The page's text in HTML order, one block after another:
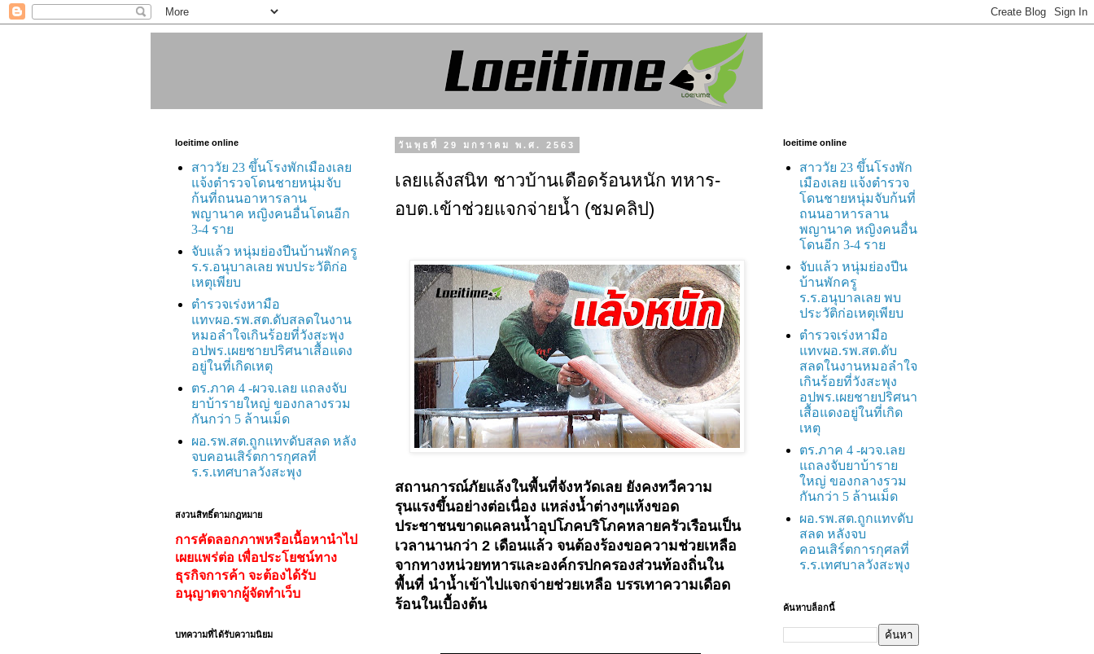
วันพุธที่ 29 มกราคม พ.ศ. 2563
เลยแล้งสนิท ชาวบ้านเดือดร้อนหนัก ทหาร-
อบต.เข้าช่วยแจกจ่ายน้ำ (ชมคลิป)
สถานการณ์ภัยแล้งในพื้นที่จังหวัดเลย ยังคงทวีความ
รุนแรงขึ้นอย่างต่อเนื่อง แหล่งน้ำต่างๆแห้งขอด
ประชาชนขาดแคลนน้ำอุปโภคบริโภคหลายครัวเรือนเป็น
เวลานานกว่า 2 เดือนแล้ว จนต้องร้องขอความช่วยเหลือ
จากทางหน่วยทหารและองค์กรปกครองส่วนท้องถิ่นใน
พื้นที่ นำน้ำเข้าไปแจกจ่ายช่วยเหลือ บรรเทาความเดือด
ร้อนในเบื้องต้น
loeitime online
สาววัย 23 ขึ้นโรงพักเมืองเลย
แจ้งตำรวจโดนชายหนุ่มจับ
ก้นที่ถนนอาหารลาน
พญานาค หญิงคนอื่นโดนอีก
3-4 ราย
จับแล้ว หนุ่มย่องปีนบ้านพักครู
ร.ร.อนุบาลเลย พบประวัติก่อ
เหตุเพียบ
ตำรวจเร่งหามือ
แทvผอ.รพ.สต.ดับสลดในงาน
หมอลำใจเกินร้อยที่วังสะพุง
อปพร.เผยชายปริศนาเสื้อแดง
อยู่ในที่เกิดเหตุ
ตร.ภาค 4 -ผวจ.เลย แถลงจับ
ยาบ้ารายใหญ่ ของกลางรวม
กันกว่า 5 ล้านเม็ด
ผอ.รพ.สต.ถูกแทvดับสลด หลัง
จบคอนเสิร์ตการกุศลที่
ร.ร.เทศบาลวังสะพุง
สงวนสิทธิ์ตามกฎหมาย
การคัดลอกภาพหรือเนื้อหานำไป
เผยแพร่ต่อ เพื่อประโยชน์ทาง
ธุรกิจการค้า จะต้องได้รับ
อนุญาตจากผู้จัดทำเว็บ
บทความที่ได้รับความนิยม
loeitime online
สาววัย 23 ขึ้นโรงพัก
เมืองเลย แจ้งตำรวจ
โดนชายหนุ่มจับก้นที่
ถนนอาหารลาน
พญานาค หญิงคนอื่น
โดนอีก 3-4 ราย
จับแล้ว หนุ่มย่องปีน
บ้านพักครู
ร.ร.อนุบาลเลย พบ
ประวัติก่อเหตุเพียบ
ตำรวจเร่งหามือ
แทvผอ.รพ.สต.ดับ
สลดในงานหมอลำใจ
เกินร้อยที่วังสะพุง
อปพร.เผยชายปริศนา
เสื้อแดงอยู่ในที่เกิด
เหตุ
ตร.ภาค 4 -ผวจ.เลย
แถลงจับยาบ้าราย
ใหญ่ ของกลางรวม
กันกว่า 5 ล้านเม็ด
ผอ.รพ.สต.ถูกแทvดับ
สลด หลังจบ
คอนเสิร์ตการกุศลที่
ร.ร.เทศบาลวังสะพุง
ค้นหาบล็อกนี้